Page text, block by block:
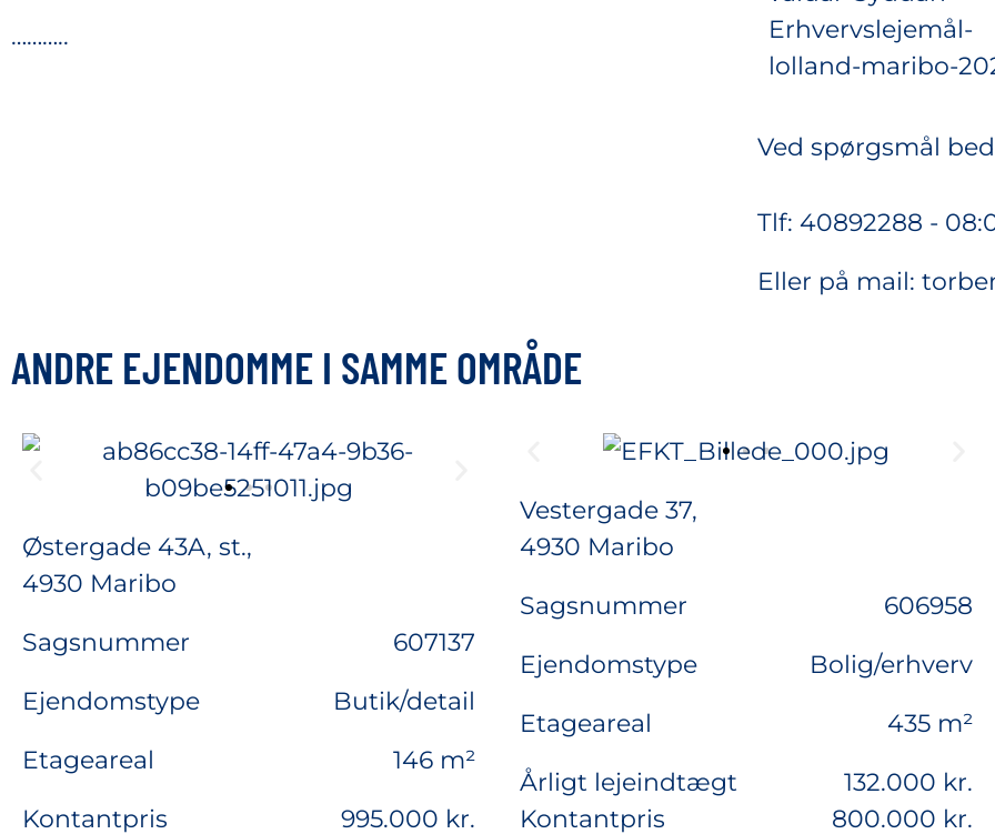
………..
Ved spørgsmål
Tlf: 40892288 -
Eller på mail:
ANDRE EJENDOMME I SAMME OMRÅDE
Østergade 43A, st.,
4930 Maribo
Sagsnummer
607137
Ejendomstype
Butik/detail
Etageareal
146 m²
Kontantpris
995.000 kr.
Vestergade 37,
4930 Maribo
Sagsnummer
606958
Ejendomstype
Bolig/erhverv
Etageareal
435 m²
Årligt lejeindtægt
132.000 kr.
Kontantpris
800.000 kr.